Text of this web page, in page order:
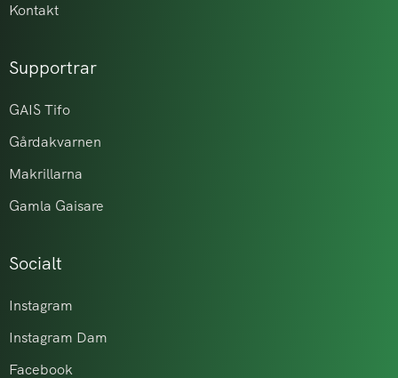
Kontakt
Supportrar
GAIS Tifo
Gårdakvarnen
Makrillarna
Gamla Gaisare
Socialt
Instagram
Instagram Dam
Facebook